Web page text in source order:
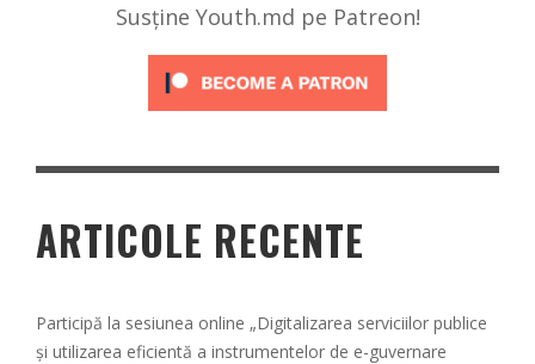
Susține Youth.md pe Patreon!
ARTICOLE RECENTE
Participă la sesiunea online „Digitalizarea serviciilor publice
și utilizarea eficientă a instrumentelor de e-guvernare